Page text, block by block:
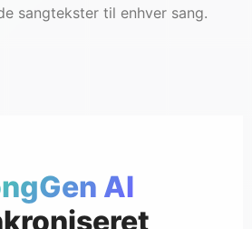
sangtekster til enhver sang.
AI